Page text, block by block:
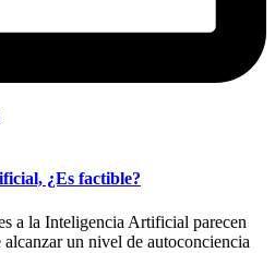
¿Es factible?
a la Inteligencia Artificial parecen
un nivel de autoconciencia